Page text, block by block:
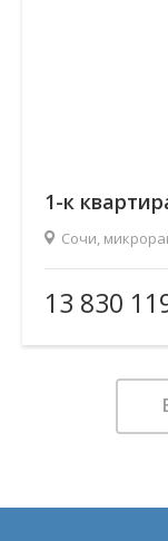
1-к
Сочи,
Площадь (общ/
Количество
Этаж:
В
13 830